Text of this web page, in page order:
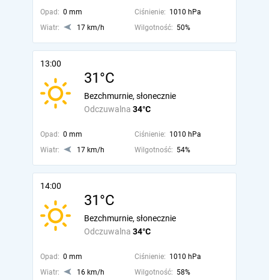
Opad: 0 mm Ciśnienie: 1010 hPa
Wiatr:
17 km/h Wilgotność: 50%
13:00
31°C
Odczuwalna 34°C
Bezchmurnie, słonecznie
Opad: 0 mm Ciśnienie: 1010 hPa
Wiatr:
17 km/h Wilgotność: 54%
14:00
31°C
Odczuwalna 34°C
Bezchmurnie, słonecznie
Opad: 0 mm Ciśnienie: 1010 hPa
Wiatr:
16 km/h Wilgotność: 58%